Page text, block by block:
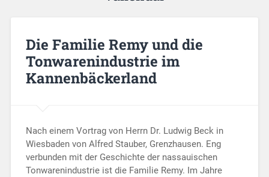
Die Familie Remy und die
Tonwarenindustrie im
Kannenbäckerland
Nach einem Vortrag von Herrn Dr. Ludwig Beck in
Wiesbaden von Alfred Stauber, Grenzhausen. Eng
verbunden mit der Geschichte der nassauischen
Tonwarenindustrie ist die Familie Remy. Im Jahre